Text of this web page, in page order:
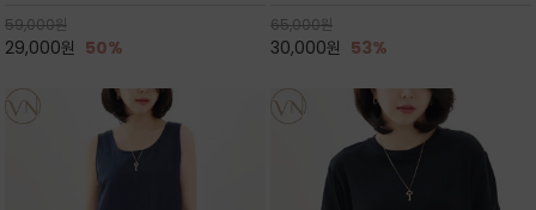
59,000원
29,000원 50%
으로도 포인트가 되며, 데일리 활
65,000원
30,000원 53%